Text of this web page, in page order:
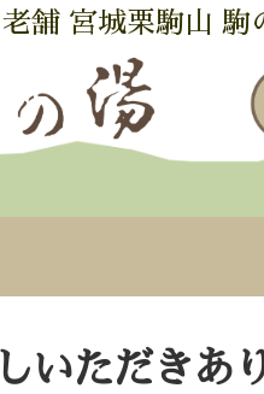
舗 宮城栗駒山 駒
いただきあ